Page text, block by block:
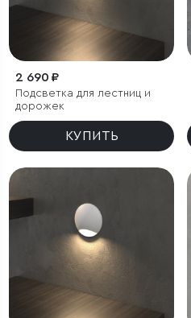
2 690 ₽
Подсветка для лестниц и
дорожек
КУПИТЬ